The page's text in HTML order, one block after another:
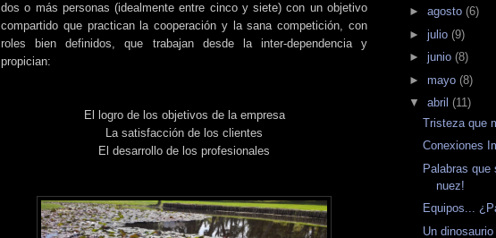
dos o más personas (idealmente entre cinco y siete) con un objetivo
compartido que practican la cooperación y la sana competición, con
roles bien definidos, que trabajan desde la inter-dependencia y
propician:
El logro de los objetivos de la empresa
La satisfacción de los clientes
El desarrollo de los profesionales
► agosto (6)
► julio (9)
► junio (8)
► mayo (8)
▼ abril (11)
Tristeza que
Conexiones
Palabras que
nuez!
Equipos...
Un